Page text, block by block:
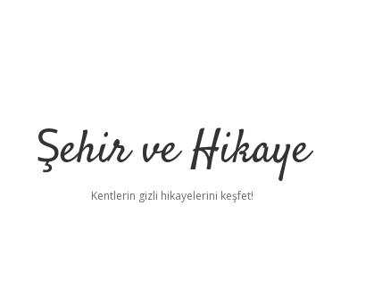
Şehir ve Hikaye
Kentlerin gizli hikayelerini keşfet!